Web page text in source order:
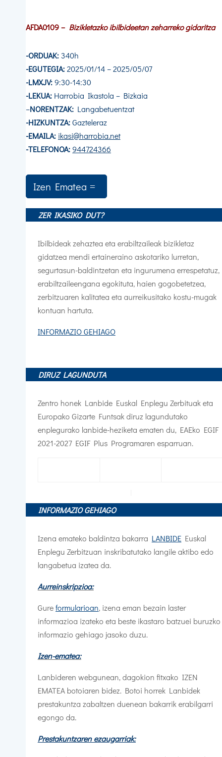
AFDA0109– Bizikletazko ibilbideetan zeharreko gidaritza
-ORDUAK: 340h
-EGUTEGIA:2025/01/14 – 2025/05/07
-LMXJV:9:30-14:30
-LEKUA: Harrobia Ikastola – Bizkaia
–NORENTZAK: Langabetuentzat
-HIZKUNTZA:Gazteleraz
-EMAILA: ikasi@harrobia.net
-TELEFONOA:944724366
Izen Ematea
ZER IKASIKO DUT?
Ibilbideak zehaztea eta erabiltzaileak bizikletaz
gidatzea mendi ertaineraino askotariko lurretan,
segurtasun-baldintzetan eta ingurumena errespetatuz,
erabiltzaileengana egokituta, haien gogobetetzea,
zerbitzuaren kalitatea eta aurreikusitako kostu-mugak
kontuan hartuta.
INFORMAZIO GEHIAGO
DIRUZ LAGUNDUTA
Zentro honek Lanbide Euskal Enplegu Zerbituak eta
Europako Gizarte Funtsak diruz lagundutako
enplegurako lanbide-heziketa ematen du, EAEko EGIF
2021-2027 EGIF Plus Programaren esparruan.
INFORMAZIO GEHIAGO
Izena emateko baldintza bakarra LANBIDE Euskal
Enplegu Zerbitzuan inskribatutako langile aktibo edo
langabetua izatea da.
Aurreinskripzioa:
Gureformularioan, izena eman bezain laster
informazioa izateko eta beste ikastaro batzuei buruzko
informazio gehiago jasoko duzu.
Izen-ematea:
Lanbideren webgunean, dagokion fitxako IZEN
EMATEA botoiaren bidez. Botoi horrek Lanbidek
prestakuntza zabaltzen duenean bakarrik erabilgarri
egongo da.
Prestakuntzaren ezaugarriak: